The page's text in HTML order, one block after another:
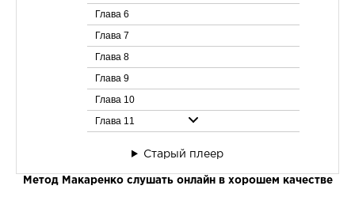
Глава 6
Глава 7
Глава 8
Глава 9
Глава 10
Глава 11
Глава 14
Старый плеер
Метод Макаренко слушать онлайн в хорошем качестве